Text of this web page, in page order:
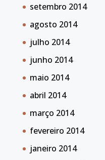
setembro 2014
agosto 2014
julho 2014
junho 2014
maio 2014
abril 2014
março 2014
fevereiro 2014
janeiro 2014